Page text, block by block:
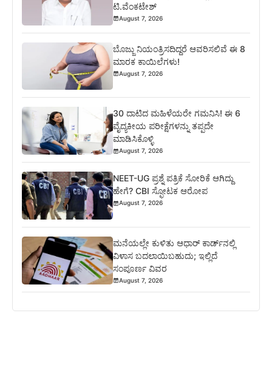
ಟಿ.ವೆಂಕಟೇಶ್
August 7, 2026
ಬೊಜ್ಜು ನಿಯಂತ್ರಿಸದಿದ್ದರೆ ಆವರಿಸಲಿವೆ ಈ 8
ಮಾರಕ ಕಾಯಿಲೆಗಳು!
August 7, 2026
30 ದಾಟಿದ ಮಹಿಳೆಯರೇ ಗಮನಿಸಿ! ಈ 6
ವೈದ್ಯಕೀಯ ಪರೀಕ್ಷೆಗಳನ್ನು ತಪ್ಪದೇ
ಮಾಡಿಸಿಕೊಳ್ಳಿ
August 7, 2026
NEET-UG ಪ್ರಶ್ನೆ ಪತ್ರಿಕೆ ಸೋರಿಕೆ ಆಗಿದ್ದು
ಹೇಗೆ? CBI ಸ್ಫೋಟಕ ಆರೋಪ
August 7, 2026
ಮನೆಯಲ್ಲೇ ಕುಳಿತು ಆಧಾರ್ ಕಾರ್ಡ್‌ನಲ್ಲಿ
ವಿಳಾಸ ಬದಲಾಯಿಬಹುದು; ಇಲ್ಲಿದೆ
ಸಂಪೂರ್ಣ ವಿವರ
August 7, 2026